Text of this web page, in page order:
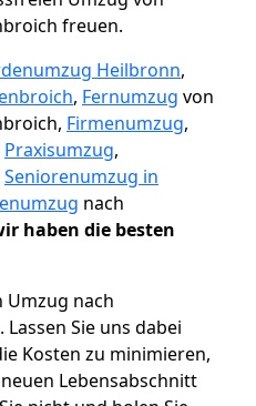
freuen.
Heilbronn,
, Fernumzug von
Firmenumzug,
Praxisumzug,
Seniorenumzug in
nach
haben die besten
Umzug nach
Sie uns dabei
Kosten zu minimieren,
Lebensabschnitt